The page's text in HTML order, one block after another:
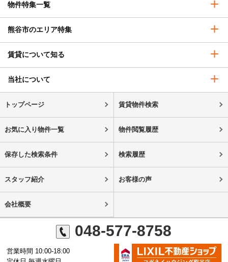
物件特集一覧
熊谷市のエリア特集
賃貸について知る
当社について
トップページ 賃貸物件検索
お気に入り物件一覧 物件閲覧履歴
保存した検索条件 検索履歴
スタッフ紹介 お客様の声
会社概要
048-577-8758
営業時間 10:00-18:00